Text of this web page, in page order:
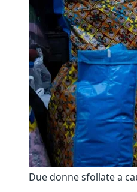
Due donne sfollate a